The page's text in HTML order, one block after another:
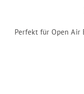
Perfekt für Open Air